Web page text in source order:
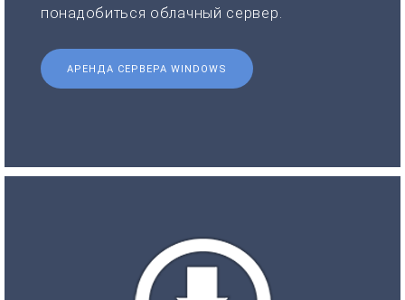
понадобиться облачный сервер.
АРЕНДА СЕРВЕРА WINDOWS